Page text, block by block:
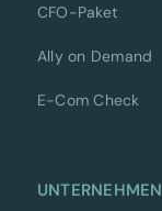
CFO-Paket
Ally on Demand
E-Com Check
UNTERNEHMEN